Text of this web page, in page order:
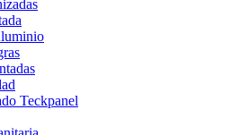
Teckpanel